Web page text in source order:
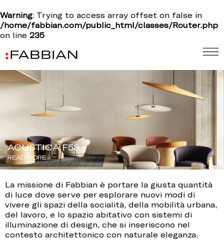
Warning: Trying to access array offset on false in
/home/fabbian.com/public_html/classes/Router.php
on line 235
ACUSTICA F58
READ MORE 01 — 03
La missione di Fabbian è portare la giusta quantità
di luce dove serve per esplorare nuovi modi di
vivere gli spazi della socialità, della mobilità urbana,
del lavoro, e lo spazio abitativo con sistemi di
illuminazione di design, che si inseriscono nel
contesto architettonico con naturale eleganza.